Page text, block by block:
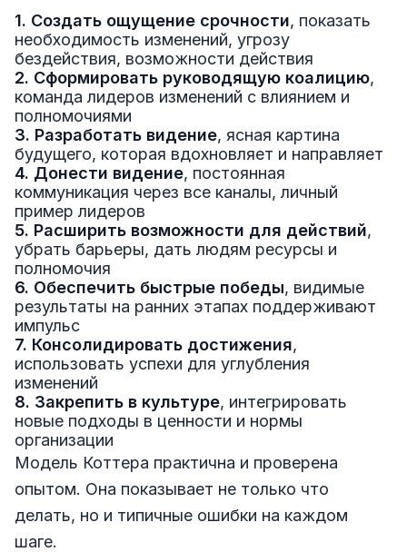
1. Создать ощущение срочности, показать
необходимость изменений, угрозу
бездействия, возможности действия
2. Сформировать руководящую коалицию,
команда лидеров изменений с влиянием и
полномочиями
3. Разработать видение, ясная картина
будущего, которая вдохновляет и направляет
4. Донести видение, постоянная
коммуникация через все каналы, личный
пример лидеров
5. Расширить возможности для действий,
убрать барьеры, дать людям ресурсы и
полномочия
6. Обеспечить быстрые победы, видимые
результаты на ранних этапах поддерживают
импульс
7. Консолидировать достижения,
использовать успехи для углубления
изменений
8. Закрепить в культуре, интегрировать
новые подходы в ценности и нормы
организации
Модель Коттера практична и проверена
опытом. Она показывает не только что
делать, но и типичные ошибки на каждом
шаге.